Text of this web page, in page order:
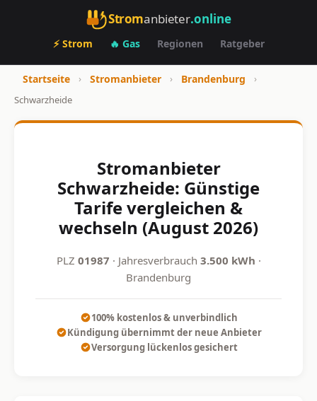
Stromanbieter.online
⚡ Strom 🔥 Gas Regionen Ratgeber
Startseite › Stromanbieter › Brandenburg
›
Schwarzheide
Stromanbieter
Schwarzheide: Günstige
Tarife vergleichen &
wechseln (August 2026)
PLZ 01987 · Jahresverbrauch 3.500 kWh ·
Brandenburg
100% kostenlos & unverbindlich
Kündigung übernimmt der neue Anbieter
Versorgung lückenlos gesichert